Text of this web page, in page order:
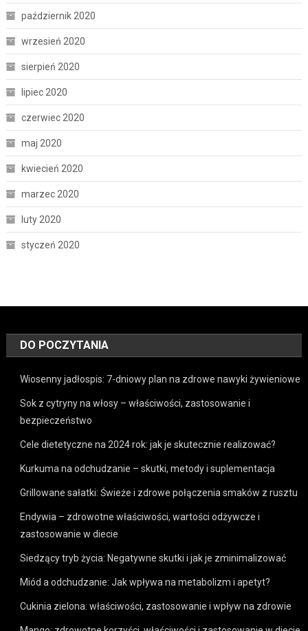
październik 2020
wrzesień 2020
sierpień 2020
lipiec 2020
czerwiec 2020
maj 2020
kwiecień 2020
marzec 2020
luty 2020
styczeń 2020
DO POCZYTANIA
Wiosenny jadłospis: 7-dniowy plan na zdrowe nawyki żywieniowe
Sok z cytryny na włosy – właściwości, zastosowanie i
bezpieczeństwo
Cele dietetyczne na 2024 rok: jak je skutecznie realizować?
Kurkuma na odchudzanie – skutki, metody i suplementacja
Grillowane sałatki: Świeże i zdrowe połączenia smaków z rusztu
Endywia – zdrowotne właściwości, wartości odżywcze i
zastosowanie w diecie
Siedzący tryb życia: Negatywne skutki i jak je zminimalizować
Miód a odchudzanie: Jak wpływa na metabolizm i apetyt?
Cukinia zielona: właściwości, zastosowanie i wpływ na zdrowie